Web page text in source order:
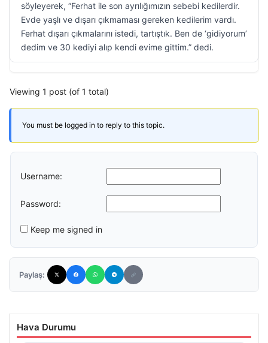
söyleyerek, “Ferhat ile son ayrılığımızın sebebi kedilerdir.
Evde yaşlı ve dışarı çıkmaması gereken kedilerim vardı.
Ferhat dışarı çıkmalarını istedi, tartıştık. Ben de ‘gidiyorum’
dedim ve 30 kediyi alıp kendi evime gittim.” dedi.
Viewing 1 post (of 1 total)
You must be logged in to reply to this topic.
Username:
Password:
Keep me signed in
Paylaş:
Hava Durumu